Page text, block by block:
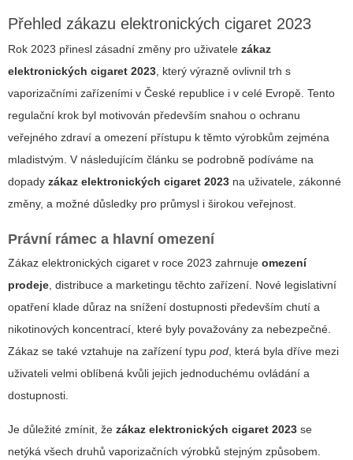
Přehled zákazu elektronických cigaret 2023
Rok 2023 přinesl zásadní změny pro uživatele zákaz
elektronických cigaret 2023, který výrazně ovlivnil trh s
vaporizačními zařízeními v České republice i v celé Evropě. Tento
regulační krok byl motivován především snahou o ochranu
veřejného zdraví a omezení přístupu k těmto výrobkům zejména
mladistvým. V následujícím článku se podrobně podíváme na
dopady zákaz elektronických cigaret 2023 na uživatele, zákonné
změny, a možné důsledky pro průmysl i širokou veřejnost.
Právní rámec a hlavní omezení
Zákaz elektronických cigaret v roce 2023 zahrnuje omezení
prodeje, distribuce a marketingu těchto zařízení. Nové legislativní
opatření klade důraz na snížení dostupnosti především chutí a
nikotinových koncentrací, které byly považovány za nebezpečné.
Zákaz se také vztahuje na zařízení typu pod, která byla dříve mezi
uživateli velmi oblíbená kvůli jejich jednoduchému ovládání a
dostupnosti.
Je důležité zmínit, že zákaz elektronických cigaret 2023 se
netýká všech druhů vaporizačních výrobků stejným způsobem.